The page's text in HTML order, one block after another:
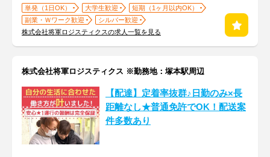
単発（1日OK） 大学生歓迎
短期（1ヶ月以内OK）
副業・Ｗワーク歓迎
シルバー歓迎
株式会社将軍ロジスティクスの求人一覧を見る
株式会社将軍ロジスティクス ※勤務地：塚本駅周辺
【配達】定着率抜群♪日勤のみ×長
距離なし★普通免許でOK！配送案
件多数あり